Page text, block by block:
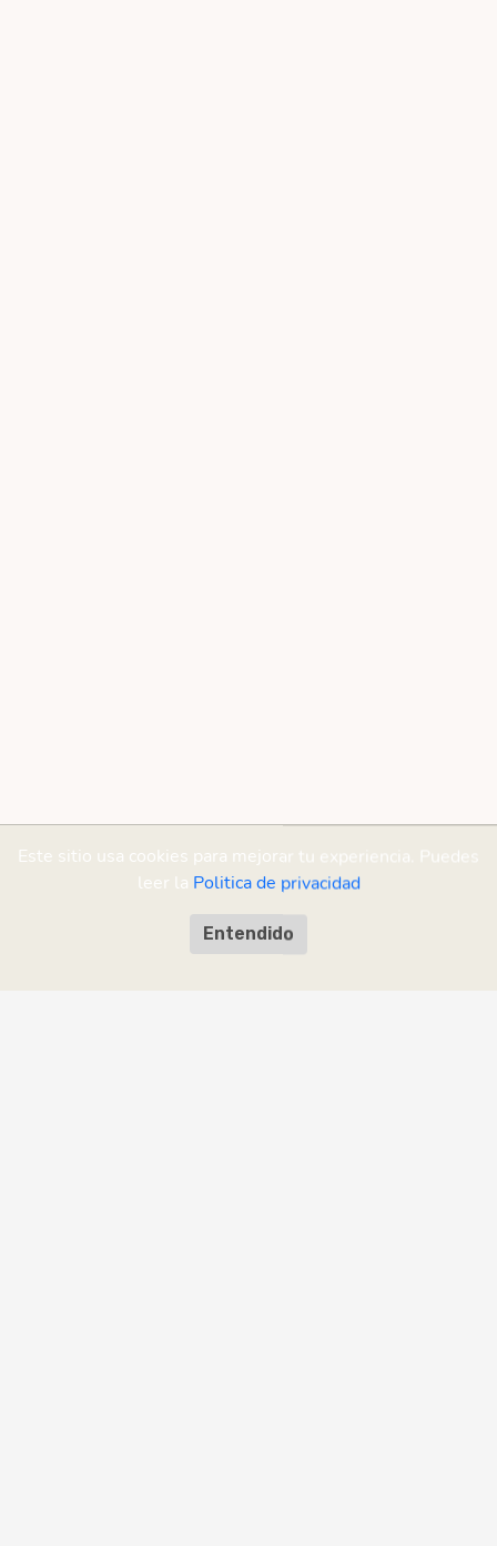
Este sitio usa cookies para mejorar tu experiencia. Puedes
leer la Politica de privacidad
Entendido